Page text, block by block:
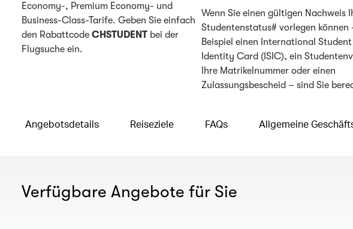
Economy-, Premium Economy- und
Business-Class-Tarife. Geben Sie einfach
den Rabattcode CHSTUDENT bei der
Flugsuche ein.
Wenn Sie einen gültigen Nachweis
Studentenstatus# vorlegen können
Beispiel einen International Student
Identity Card (ISIC), ein
Ihre Matrikelnummer oder einen
Zulassungsbescheid – sind Sie
Angebotsdetails Reiseziele FAQs Allgemeine
Verfügbare Angebote für Sie